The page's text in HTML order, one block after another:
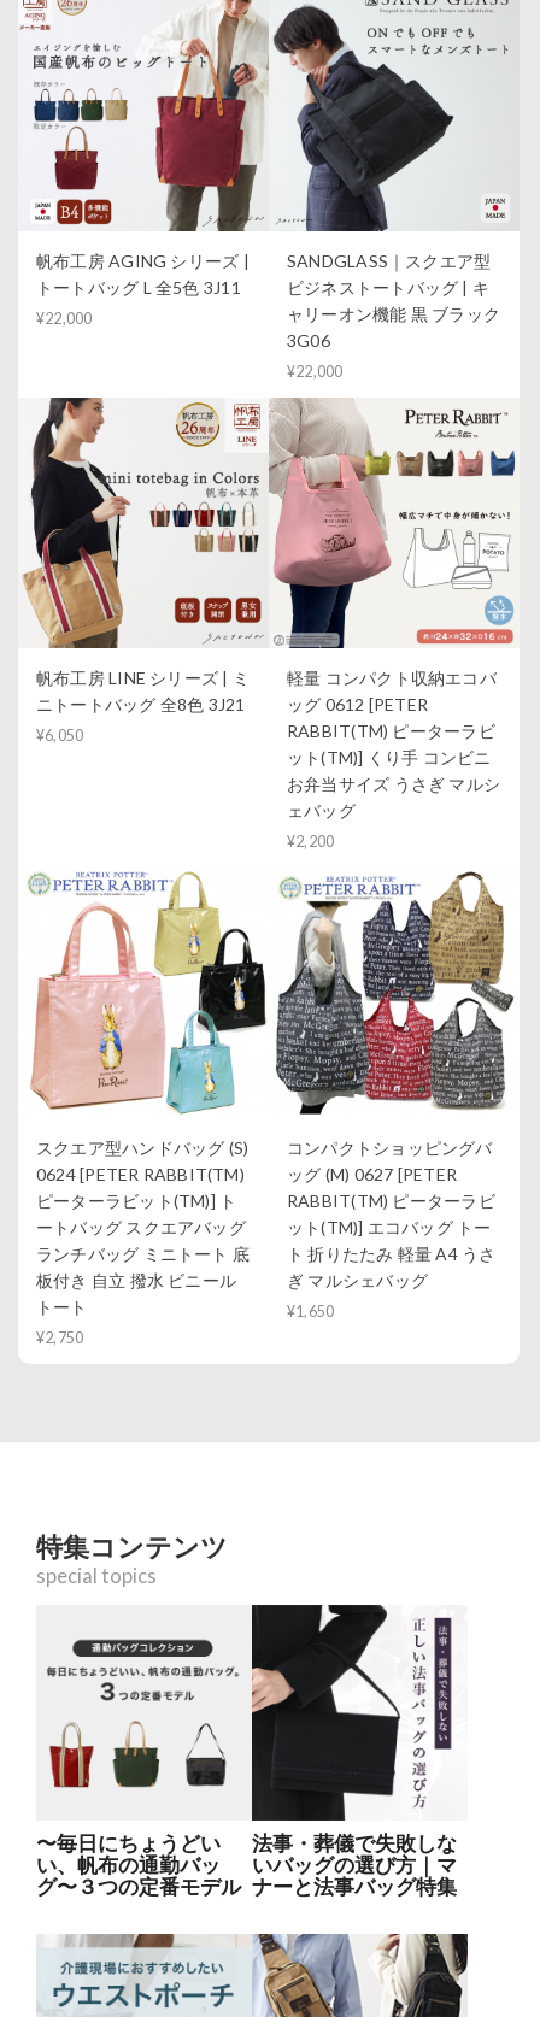
帆布工房 AGING シリーズ |
トートバッグ L 全5色 3J11
¥22,000
SANDGLASS｜スクエア型
ビジネストートバッグ | キ
ャリーオン機能 黒 ブラック
3G06
¥22,000
帆布工房 LINE シリーズ | ミ
ニトートバッグ 全8色 3J21
¥6,050
軽量 コンパクト収納エコバ
ッグ 0612 [PETER
RABBIT(TM) ピーターラビ
ット(TM)] くり手 コンビニ
お弁当サイズ うさぎ マルシ
ェバッグ
¥2,200
スクエア型ハンドバッグ (S)
0624 [PETER RABBIT(TM)
ピーターラビット(TM)] ト
ートバッグ スクエアバッグ
ランチバッグ ミニトート 底
板付き 自立 撥水 ビニール
トート
¥2,750
コンパクトショッピングバ
ッグ (M) 0627 [PETER
RABBIT(TM) ピーターラビ
ット(TM)] エコバッグ トー
ト 折りたたみ 軽量 A4 うさ
ぎ マルシェバッグ
¥1,650
特集コンテンツ
special topics
〜毎日にちょうどい
い、帆布の通勤バッ
グ〜３つの定番モデル
法事・葬儀で失敗しな
いバッグの選び方｜マ
ナーと法事バッグ特集